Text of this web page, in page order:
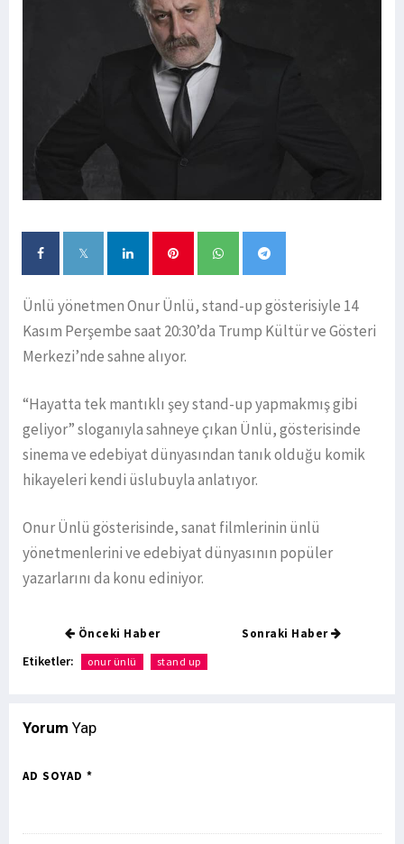
Ünlü yönetmen Onur Ünlü, stand-up gösterisiyle 14
Kasım Perşembe saat 20:30’da Trump Kültür ve Gösteri
Merkezi’nde sahne alıyor.
“Hayatta tek mantıklı şey stand-up yapmakmış gibi
geliyor” sloganıyla sahneye çıkan Ünlü, gösterisinde
sinema ve edebiyat dünyasından tanık olduğu komik
hikayeleri kendi üslubuyla anlatıyor.
Onur Ünlü gösterisinde, sanat filmlerinin ünlü
yönetmenlerini ve edebiyat dünyasının popüler
yazarlarını da konu ediniyor.
Önceki Haber Sonraki Haber
Etiketler: onur ünlü stand up
Yorum Yap
AD SOYAD *